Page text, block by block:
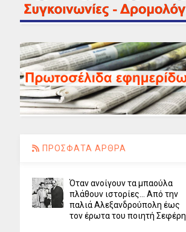
ΠΡΟΣΦΑΤΑ ΑΡΘΡΑ
Όταν ανοίγουν τα μπαούλα
πλάθουν ιστορίες... Από την
παλιά Αλεξανδρούπολη έως
τον έρωτα του ποιητή Σεφέρη